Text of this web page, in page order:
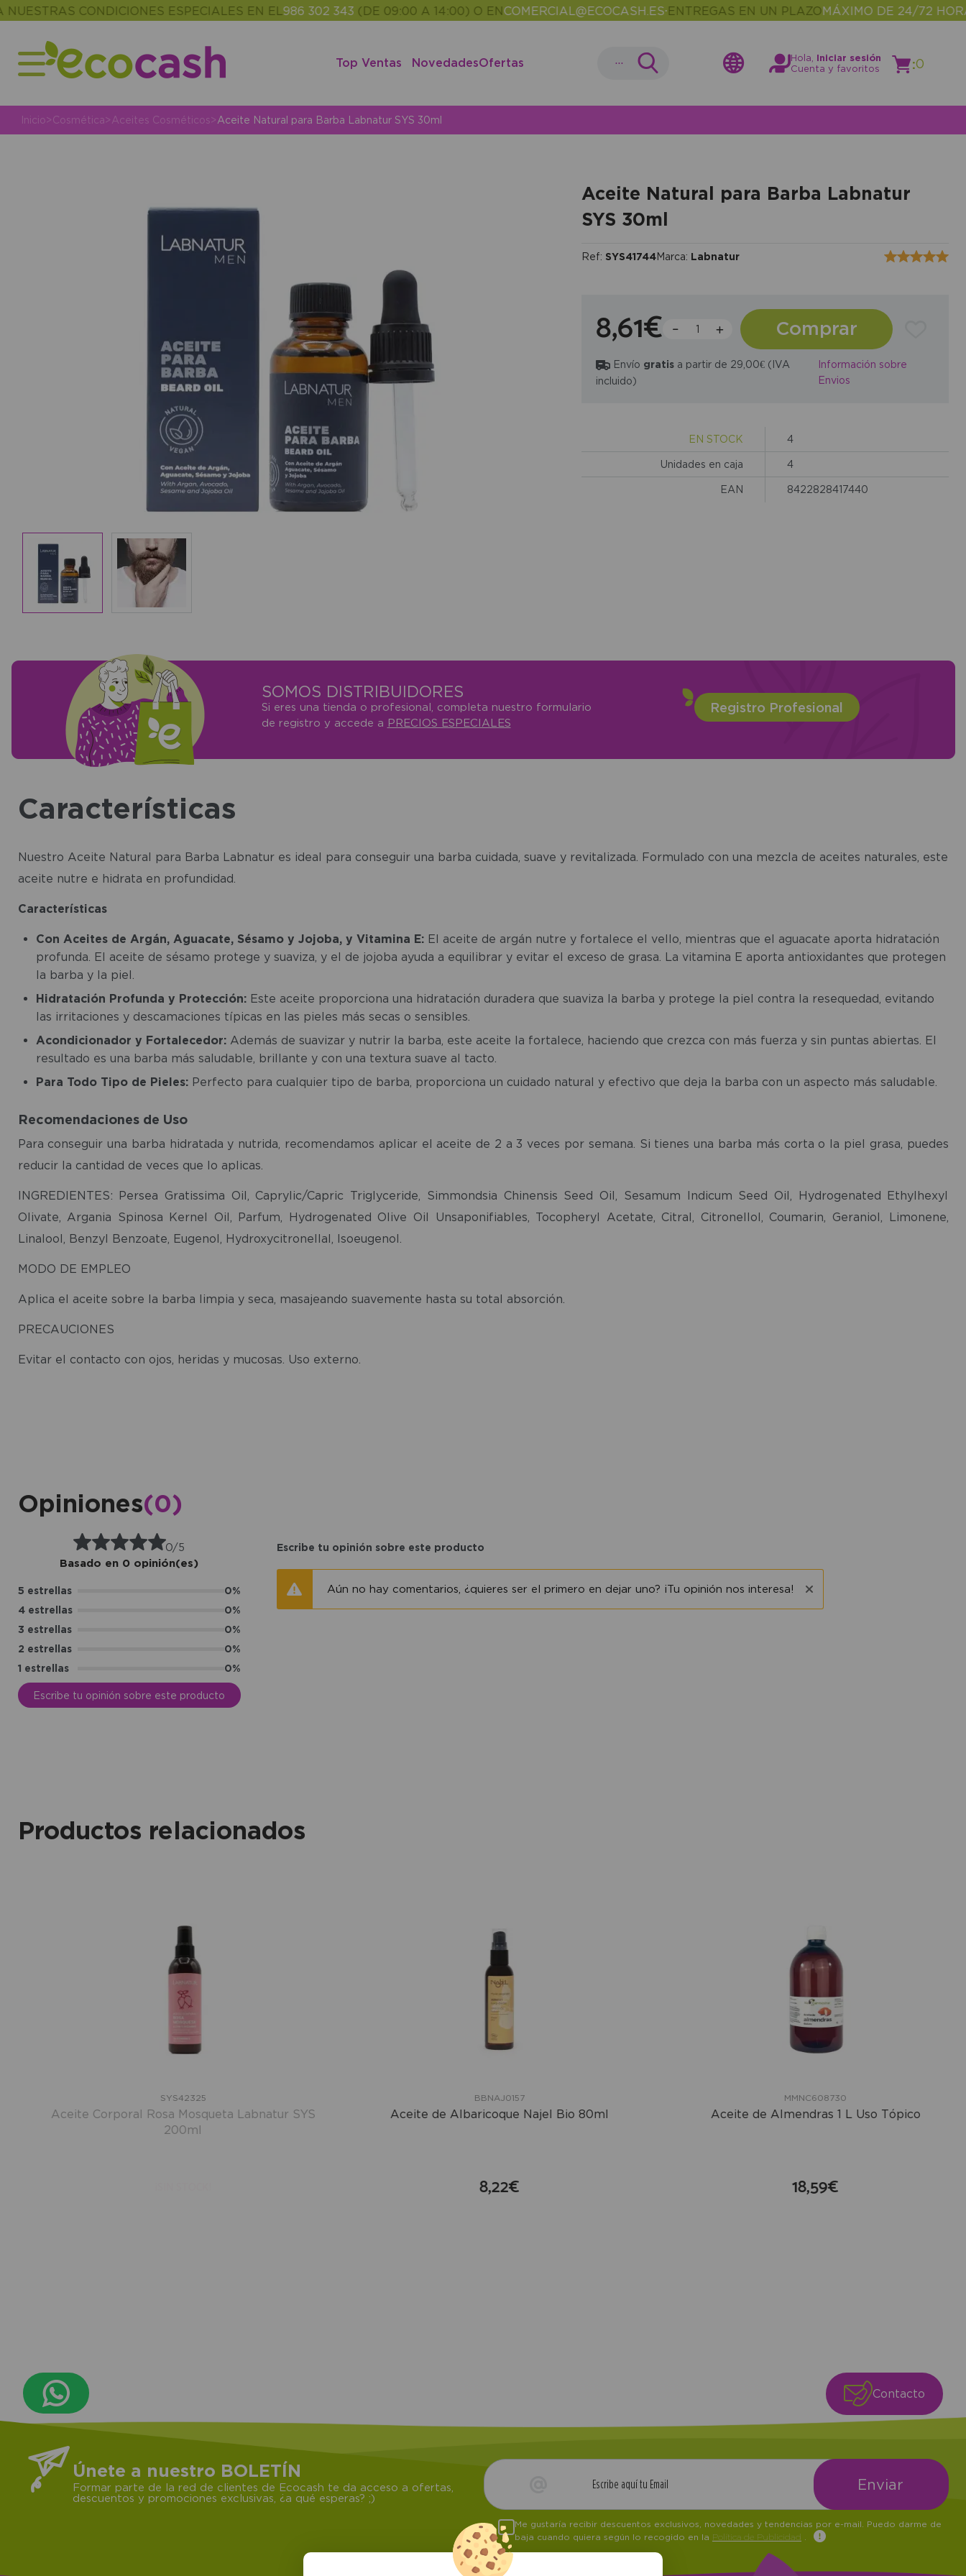
CONDICIONES ESPECIALES EN EL986 302 343 (DE 09:00 A 14:00) O ENCOMERCIAL@ECOCASH.ES•ENTREGAS EN UN PLAZO MÁXIMO DE 24/72 HORAS•
Top Ventas NovedadesOfertas ... Hola,
Iniciar sesión
Cuenta y favoritos
:0
Inicio> Cosmética> Aceites Cosméticos> Aceite Natural para Barba Labnatur SYS 30ml
Aceite Natural para Barba Labnatur
SYS 30ml
Ref: SYS41744Marca: Labnatur
8,61€ Comprar
Envío gratisa partir de 29,00€ (IVA
incluido)
Información sobre
Envios
EN STOCK 4
Unidades en caja 4
EAN 8422828417440
SOMOS DISTRIBUIDORES
Si eres una tienda o profesional, completa nuestro formulario
de registro y accede a PRECIOS ESPECIALES
Registro Profesional
Características
Nuestro Aceite Natural para Barba Labnatur es ideal para conseguir una barba cuidada, suave y revitalizada. Formulado con una mezcla de aceites naturales, este
aceite nutre e hidrata en profundidad.
Características
Con Aceites de Argán, Aguacate, Sésamo y Jojoba, y Vitamina E:El aceite de argán nutre y fortalece el vello, mientras que el aguacate aporta hidratación
profunda. El aceite de sésamo protege y suaviza, y el de jojoba ayuda a equilibrar y evitar el exceso de grasa. La vitamina E aporta antioxidantes que protegen
la barba y la piel.
Hidratación Profunda y Protección:Este aceite proporciona una hidratación duradera que suaviza la barba y protege la piel contra la resequedad, evitando
las irritaciones y descamaciones típicas en las pieles más secas o sensibles.
Acondicionador y Fortalecedor:Además de suavizar y nutrir la barba, este aceite la fortalece, haciendo que crezca con más fuerza y sin puntas abiertas. El
resultado es una barba más saludable, brillante y con una textura suave al tacto.
Para Todo Tipo de Pieles: Perfecto para cualquier tipo de barba, proporciona un cuidado natural y efectivo que deja la barba con un aspecto más saludable.
Recomendaciones de Uso
Para conseguir una barba hidratada y nutrida, recomendamos aplicar el aceite de 2 a 3 veces por semana. Si tienes una barba más corta o la piel grasa, puedes
reducir la cantidad de veces que lo aplicas.
INGREDIENTES: Persea Gratissima Oil, Caprylic/Capric Triglyceride, Simmondsia Chinensis Seed Oil, Sesamum Indicum Seed Oil, Hydrogenated Ethylhexyl
Olivate, Argania Spinosa Kernel Oil, Parfum, Hydrogenated Olive Oil Unsaponifiables, Tocopheryl Acetate, Citral, Citronellol, Coumarin, Geraniol, Limonene,
Linalool, Benzyl Benzoate, Eugenol, Hydroxycitronellal, Isoeugenol.
MODO DE EMPLEO
Aplica el aceite sobre la barba limpia y seca, masajeando suavemente hasta su total absorción.
PRECAUCIONES
Evitar el contacto con ojos, heridas y mucosas. Uso externo.
Opiniones(0)
0/5
Basado en 0 opinión(es)
5 estrellas
0%
4 estrellas
0%
3 estrellas
0%
2 estrellas
0%
1 estrellas
0%
Escribe tu opinión sobre este producto
Escribe tu opinión sobre este producto
Aún no hay comentarios, ¿quieres ser el primero en dejar uno? ¡Tu opinión nos interesa!
Productos relacionados
SYS42325
Aceite Corporal Rosa Mosqueta Labnatur SYS
200ml
BBNAJ0157
Aceite de Albaricoque Najel Bio 80ml
8,22€
MMNC608730
Aceite de Almendras 1 L Uso Tópico
18,59€
Únete a nuestro BOLETÍN
Formar parte de la red de clientes de Ecocash te da acceso a ofertas,
descuentos y promociones exclusivas, ¿a qué esperas? ;)
Me gustaría recibir descuentos exclusivos, novedades y tendencias por e-mail. Puedo darme de
baja cuando quiera según lo recogido en la Política de Publicidad
Contacto